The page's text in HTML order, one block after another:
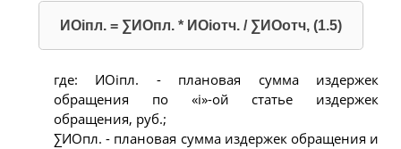
ИОiпл. = ∑ИОпл. * ИОiотч. / ∑ИОотч, (1.5)
где: ИОiпл. - плановая сумма издержек
обращения по «i»-ой статье издержек
обращения, руб.;
∑ИОпл. - плановая сумма издержек обращения и